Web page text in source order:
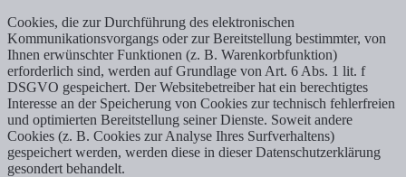
Cookies, die zur Durchführung des elektronischen
Kommunikationsvorgangs oder zur Bereitstellung bestimmter, von
Ihnen erwünschter Funktionen (z. B. Warenkorbfunktion)
erforderlich sind, werden auf Grundlage von Art. 6 Abs. 1 lit. f
DSGVO gespeichert. Der Websitebetreiber hat ein berechtigtes
Interesse an der Speicherung von Cookies zur technisch fehlerfreien
und optimierten Bereitstellung seiner Dienste. Soweit andere
Cookies (z. B. Cookies zur Analyse Ihres Surfverhaltens)
gespeichert werden, werden diese in dieser Datenschutzerklärung
gesondert behandelt.